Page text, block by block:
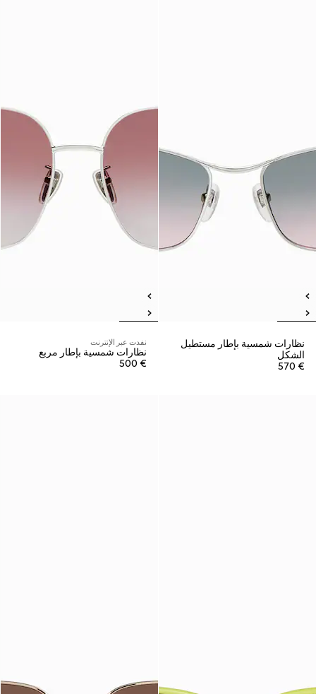
نظارات شمسية بإطار مستطيل
الشكل
€ 570
نفدت عبر الإنترنت
نظارات شمسية بإطار مربع
€ 500